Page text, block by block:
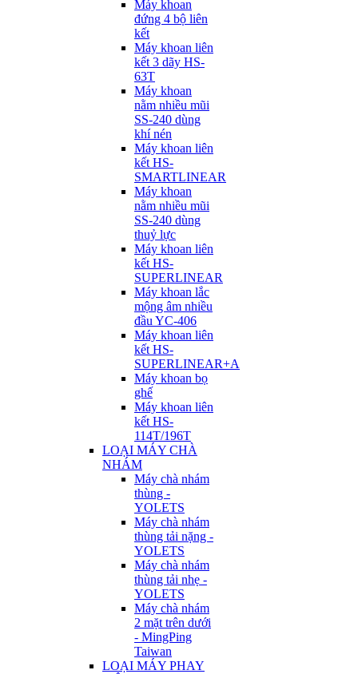
Máy khoan
đứng 4 bộ liên
kết
Máy khoan liên
kết 3 dãy HS-
63T
Máy khoan
nằm nhiều mũi
SS-240 dùng
khí nén
Máy khoan liên
kết HS-
SMARTLINEAR
Máy khoan
nằm nhiều mũi
SS-240 dùng
thuỷ lực
Máy khoan liên
kết HS-
SUPERLINEAR
Máy khoan lắc
mộng âm nhiều
đầu YC-406
Máy khoan liên
kết HS-
SUPERLINEAR+A
Máy khoan bọ
ghế
Máy khoan liên
kết HS-
114T/196T
LOẠI MÁY CHÀ
NHÁM
Máy chà nhám
thùng -
YOLETS
Máy chà nhám
thùng tải nặng -
YOLETS
Máy chà nhám
thùng tải nhẹ -
YOLETS
Máy chà nhám
2 mặt trên dưới
- MingPing
Taiwan
LOẠI MÁY PHAY